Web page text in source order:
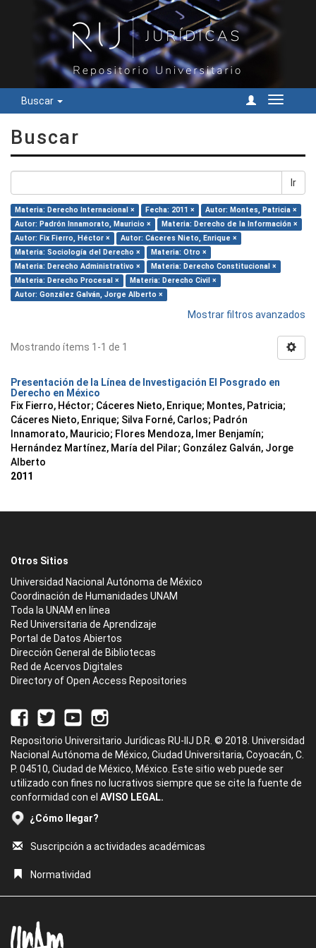
Buscar
Cambiar
Buscar
Ir
Materia: Derecho Internacional × Fecha: 2011 ×
Autor: Montes, Patricia ×
Autor: Padrón Innamorato, Mauricio ×
Materia: Derecho de la Información ×
Autor: Fix Fierro, Héctor ×
Autor: Cáceres Nieto, Enrique ×
Materia: Sociología del Derecho ×
Materia: Otro ×
Materia: Derecho Administrativo ×
Materia: Derecho Constitucional ×
Materia: Derecho Procesal ×
Materia: Derecho Civil ×
Autor: González Galván, Jorge Alberto ×
Mostrar filtros avanzados
Mostrando ítems 1-1 de 1
Presentación de la Línea de Investigación El Posgrado en
Derecho en México
Fix Fierro, Héctor; Cáceres Nieto, Enrique; Montes, Patricia;
Cáceres Nieto, Enrique; Silva Forné, Carlos; Padrón
Innamorato, Mauricio; Flores Mendoza, Imer Benjamín;
Hernández Martínez, María del Pilar; González Galván, Jorge
Alberto
2011
Otros Sitios
Universidad Nacional Autónoma de México
Coordinación de Humanidades UNAM
Toda la UNAM en línea
Red Universitaria de Aprendizaje
Portal de Datos Abiertos
Dirección General de Bibliotecas
Red de Acervos Digitales
Directory of Open Access Repositories
Repositorio Universitario Jurídicas RU-IIJ D.R. © 2018. Universidad
Nacional Autónoma de México, Ciudad Universitaria, Coyoacán, C.
P. 04510, Ciudad de México, México. Este sitio web puede ser
utilizado con fines no lucrativos siempre que se cite la fuente de
conformidad con el AVISO LEGAL.
¿Cómo llegar?
Suscripción a actividades académicas
Normatividad